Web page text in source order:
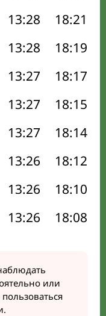
13:28 18:21
13:28 18:19
13:27 18:17
13:27 18:15
13:27 18:14
13:26 18:12
13:26 18:10
13:26 18:08
или